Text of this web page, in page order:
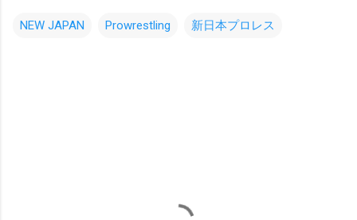
NEW JAPAN Prowrestling 新日本プロレス